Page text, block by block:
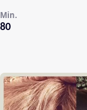
80
Min.